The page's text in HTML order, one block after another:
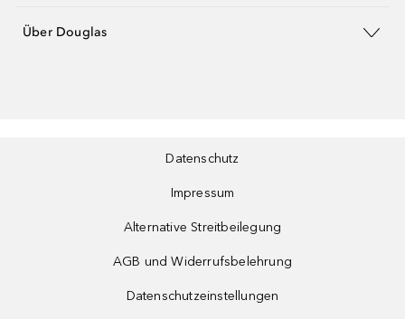
Über Douglas
Datenschutz
Impressum
Alternative Streitbeilegung
AGB und Widerrufsbelehrung
Datenschutzeinstellungen